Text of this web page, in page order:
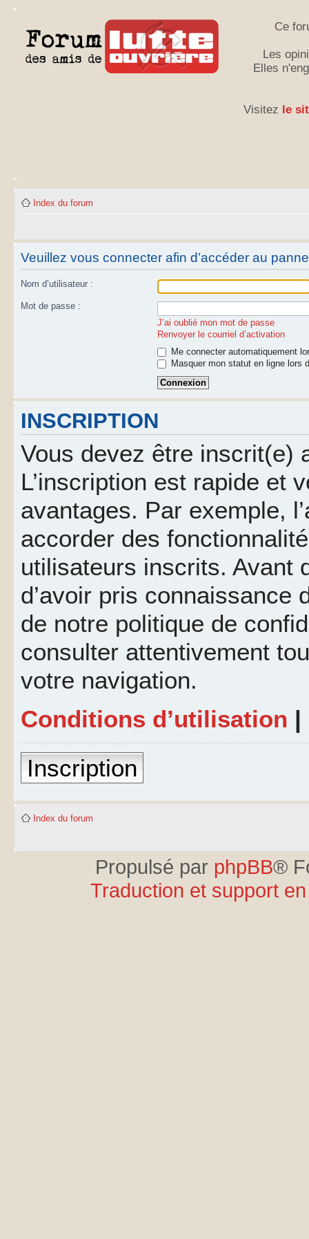
Ce
Les
Elles
Visitez le
Index du forum
Veuillez vous connecter afin d’accéder au
Nom d’utilisateur :
Mot de passe :
J’ai oublié mon mot de passe
Renvoyer le courriel d’activation
Me connecter automatiquement
Masquer mon statut en ligne lors
INSCRIPTION
Vous devez être inscrit(e)
L’inscription est rapide et
avantages. Par exemple,
accorder des
utilisateurs inscrits. Avant
d’avoir pris connaissance
de notre politique de
consulter attentivement
votre navigation.
Conditions d’utilisation |
Inscription
Index du forum
Propulsé par phpBB®
Traduction et support